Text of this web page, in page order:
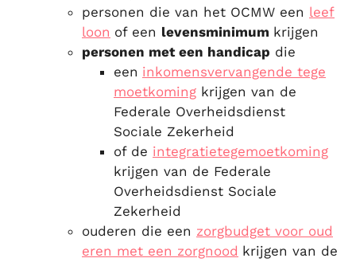
personen die van het OCMW een leef
loon of een levensminimum krijgen
personen met een handicap die
een inkomensvervangende tege
moetkoming krijgen van de
Federale Overheidsdienst
Sociale Zekerheid
of de integratietegemoetkoming
krijgen van de Federale
Overheidsdienst Sociale
Zekerheid
ouderen die een zorgbudget voor oud
eren met een zorgnood krijgen van de